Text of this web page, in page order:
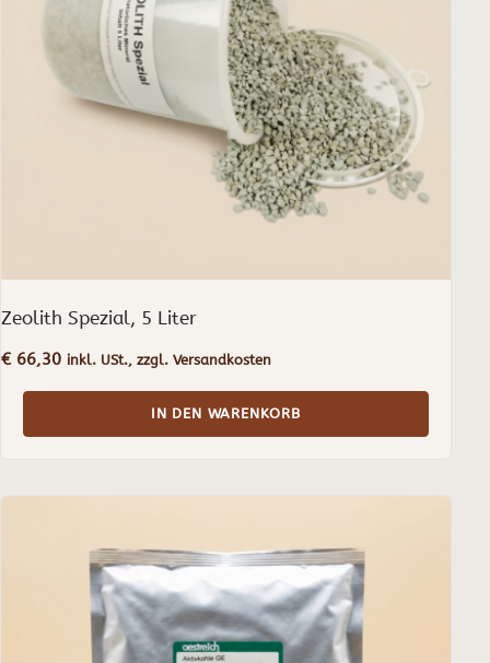
Zeolith Spezial, 5 Liter
€66,30 inkl. USt., zzgl. Versandkosten
IN DEN WARENKORB